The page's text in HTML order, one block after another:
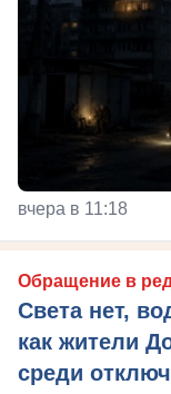
вчера в 11:18
Обращение в
Света нет,
как жители
среди